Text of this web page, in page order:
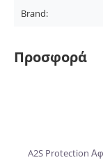
Brand:
Προσφορά